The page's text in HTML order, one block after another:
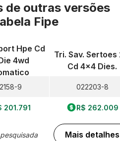
de outras versões
Fipe
Hpe Cd
4wd
9
201.791
Tri. Sav. Sertoes
Cd 4x4 Dies.
022203-8
R$ 262.009
Mais detalhes